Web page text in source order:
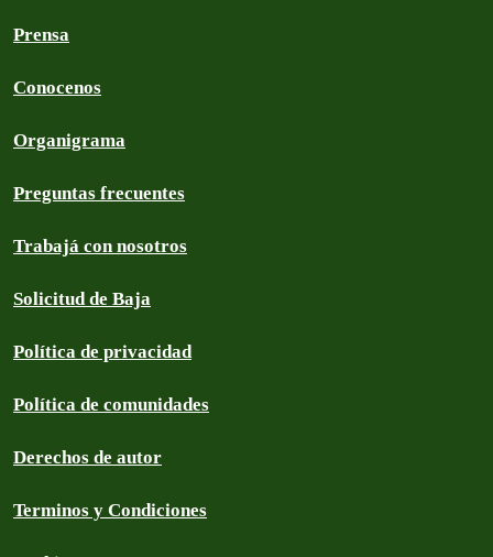
Prensa
Conocenos
Organigrama
Preguntas frecuentes
Trabajá con nosotros
Solicitud de Baja
Política de privacidad
Política de comunidades
Derechos de autor
Terminos y Condiciones